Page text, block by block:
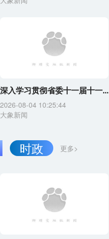
深入学习贯彻省委十一届十一...
2026-08-04 10:25:44
大象新闻
更多>
时政